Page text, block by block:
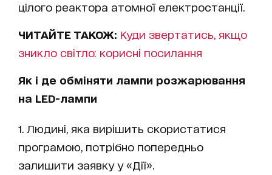
цілого реактора атомної електростанції.
ЧИТАЙТЕ ТАКОЖ: Куди звертатись, якщо
зникло світло: корисні посилання
Як і де обміняти лампи розжарювання
на LED-лампи
1. Людині, яка вирішить скористатися
програмою, потрібно попередньо
залишити заявку у «Дії».